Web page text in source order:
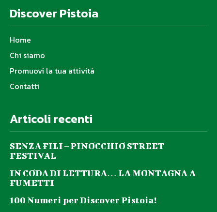
Discover Pistoia
Home
Chi siamo
Promuovi la tua attività
Contatti
Articoli recenti
SENZA FILI – PINOCCHIO STREET
FESTIVAL
IN CODA DI LETTURA… LA MONTAGNA A
FUMETTI
100 Numeri per Discover Pistoia!